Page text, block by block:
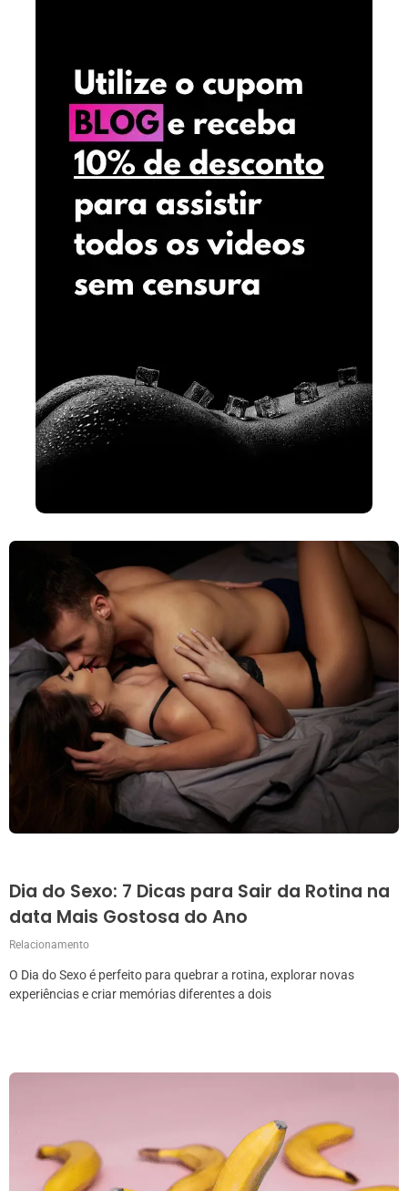
Dia do Sexo: 7 Dicas para Sair da Rotina na
data Mais Gostosa do Ano
Relacionamento
O Dia do Sexo é perfeito para quebrar a rotina, explorar novas
experiências e criar memórias diferentes a dois